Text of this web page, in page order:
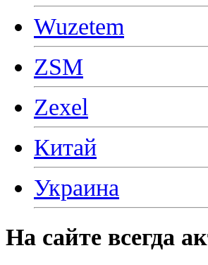
Wuzetem
ZSM
Zexel
Китай
Украина
На сайте всегда